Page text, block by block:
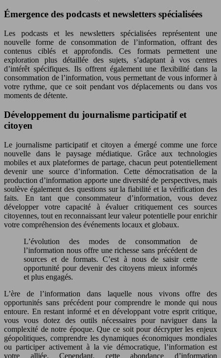
Émergence des podcasts et newsletters spécialisées
Les podcasts et les newsletters spécialisées représentent une
nouvelle forme de consommation de l’information, offrant des
contenus ciblés et approfondis. Ces formats permettent une
exploration plus détaillée des sujets, s’adaptant à vos centres
d’intérêt spécifiques. Ils offrent également une flexibilité dans la
consommation de l’information, vous permettant de vous informer à
votre rythme, que ce soit pendant vos déplacements ou dans vos
moments de détente.
Développement du journalisme participatif et
citoyen
Le journalisme participatif et citoyen a émergé comme une force
nouvelle dans le paysage médiatique. Grâce aux technologies
mobiles et aux plateformes de partage, chacun peut potentiellement
devenir une source d’information. Cette démocratisation de la
production d’information apporte une diversité de perspectives, mais
soulève également des questions sur la fiabilité et la vérification des
faits. En tant que consommateur d’information, vous devez
développer votre capacité à évaluer critiquement ces sources
citoyennes, tout en reconnaissant leur valeur potentielle pour enrichir
votre compréhension des événements locaux et globaux.
L’évolution des modes de consommation de
l’information nous offre une richesse sans précédent de
sources et de formats. C’est à nous de saisir cette
opportunité pour devenir des citoyens mieux informés
et plus engagés.
L’ère de l’information dans laquelle nous vivons offre des
opportunités sans précédent pour comprendre le monde qui nous
entoure. En restant informé et en développant votre esprit critique,
vous vous dotez des outils nécessaires pour naviguer dans la
complexité de notre époque. Que ce soit pour décrypter les enjeux
géopolitiques, comprendre les dynamiques économiques mondiales
ou participer activement à la vie démocratique, l’information est
votre alliée. Cependant, cette abondance d’information